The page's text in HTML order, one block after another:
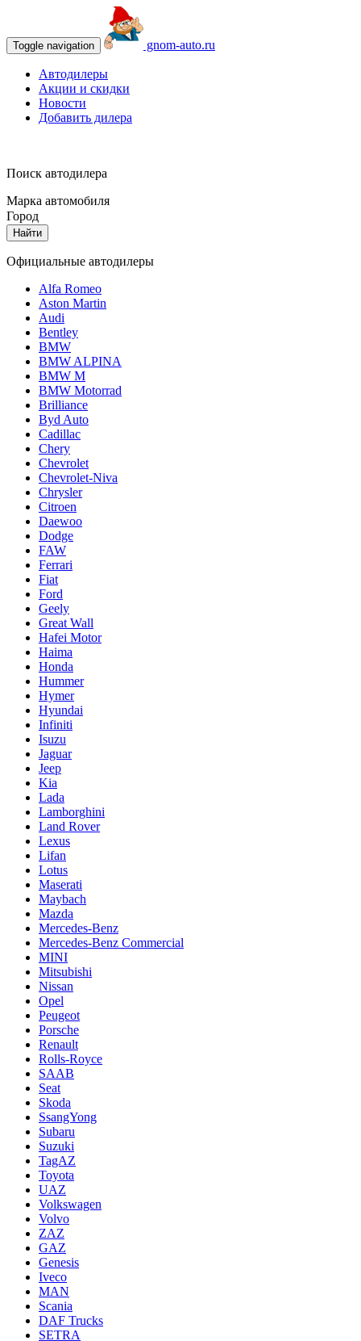
Toggle navigation gnom-auto.ru
Автодилеры
Акции и скидки
Новости
Добавить дилера
Поиск автодилера
Марка автомобиля
Город
Найти
Официальные автодилеры
Alfa Romeo
Aston Martin
Audi
Bentley
BMW
BMW ALPINA
BMW M
BMW Motorrad
Brilliance
Byd Auto
Cadillac
Chery
Chevrolet
Chevrolet-Niva
Chrysler
Citroen
Daewoo
Dodge
FAW
Ferrari
Fiat
Ford
Geely
Great Wall
Hafei Motor
Haima
Honda
Hummer
Hymer
Hyundai
Infiniti
Isuzu
Jaguar
Jeep
Kia
Lada
Lamborghini
Land Rover
Lexus
Lifan
Lotus
Maserati
Maybach
Mazda
Mercedes-Benz
Mercedes-Benz Commercial
MINI
Mitsubishi
Nissan
Opel
Peugeot
Porsche
Renault
Rolls-Royce
SAAB
Seat
Skoda
SsangYong
Subaru
Suzuki
TagAZ
Toyota
UAZ
Volkswagen
Volvo
ZAZ
GAZ
Genesis
Iveco
MAN
Scania
DAF Trucks
SETRA